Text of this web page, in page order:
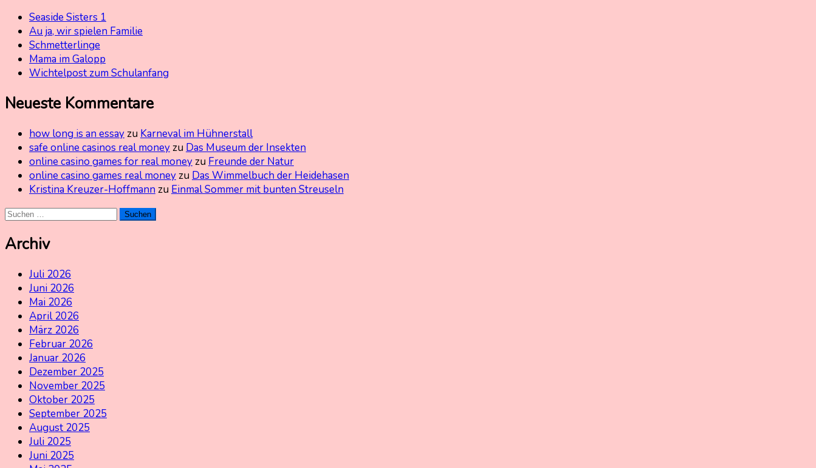
Seaside Sisters 1
Au ja, wir spielen Familie
Schmetterlinge
Mama im Galopp
Wichtelpost zum Schulanfang
Neueste Kommentare
how long is an essayzu Karneval im Hühnerstall
safe online casinos real moneyzu Das Museum der Insekten
online casino games for real moneyzu Freunde der Natur
online casino games real moneyzu Das Wimmelbuch der Heidehasen
Kristina Kreuzer-Hoffmannzu Einmal Sommer mit bunten Streuseln
Suchen
Archiv
Juli 2026
Juni 2026
Mai 2026
April 2026
März 2026
Februar 2026
Januar 2026
Dezember 2025
November 2025
Oktober 2025
September 2025
August 2025
Juli 2025
Juni 2025